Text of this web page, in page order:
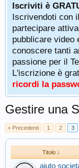
Iscriviti è
Iscrivendoti con
partecipare
pubblicare video
conoscere tanti
passione per il
L'iscrizione è
ricordi la
Gestire una
< Precedenti 1 2 3
Titolo ↓
aiuto